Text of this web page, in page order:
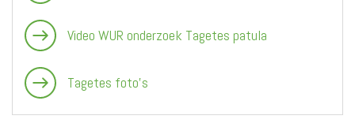
Video WUR onderzoek Tagetes patula
Tagetes foto's